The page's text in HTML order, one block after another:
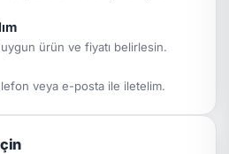
ürün ve fiyatı belirlesin.
veya e-posta ile iletelim.